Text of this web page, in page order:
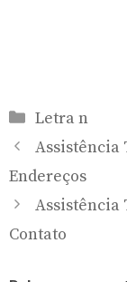
Categorias
Letra n
Assistência
Endereços
Assistência
Contato